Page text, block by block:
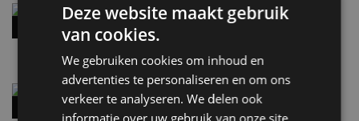
Hennessey Blackbird krijgt atmosferische V8 en
handbak: soms is eenvoud leuker
5 aug
Audi A2 e-Tron mikt op verbruik van 12,8 kWh
per 100 kilometer
Deze website maakt gebruik
van cookies.
We gebruiken cookies om inhoud en
advertenties te personaliseren en om ons
verkeer te analyseren. We delen ook
informatie over uw gebruik van onze site